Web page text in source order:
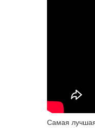
Самая